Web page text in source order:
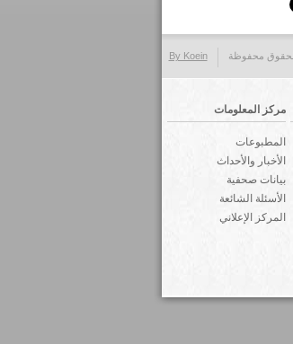
By Koein
مركز المعلومات
المطبوعات
الأخبار والأحداث
بيانات صحفية
الأسئلة الشائعة
المركز الإعلاني